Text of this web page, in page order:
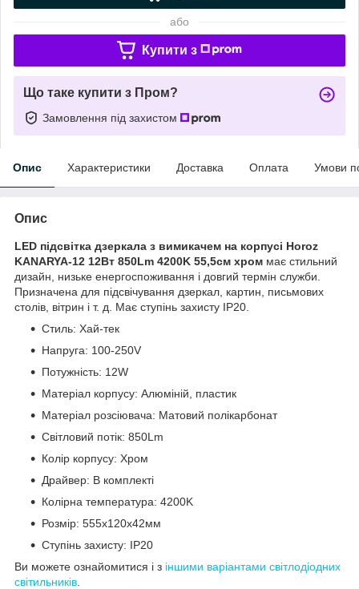
або
Купити з
Що таке купити з Пром?
Замовлення під захистом
Опис Характеристики Доставка Оплата Умови
Опис
LED підсвітка дзеркала з вимикачем на корпусі Horoz
KANARYA-12 12Вт 850Lm 4200K 55,5см хром має стильний
дизайн, низьке енергоспоживання і довгий термін служби.
Призначена для підсвічування дзеркал, картин, письмових
столів, вітрин і т. д. Має ступінь захисту IP20.
Стиль: Хай-тек
Напруга: 100-250V
Потужність: 12W
Матеріал корпусу: Алюміній, пластик
Матеріал розсіювача: Матовий полікарбонат
Світловий потік: 850Lm
Колір корпусу: Хром
Драйвер: В комплекті
Колірна температура: 4200K
Розмір: 555х120х42мм
Ступінь захисту: IP20
Ви можете ознайомитися і з іншими варіантами світлодіодних
світильників